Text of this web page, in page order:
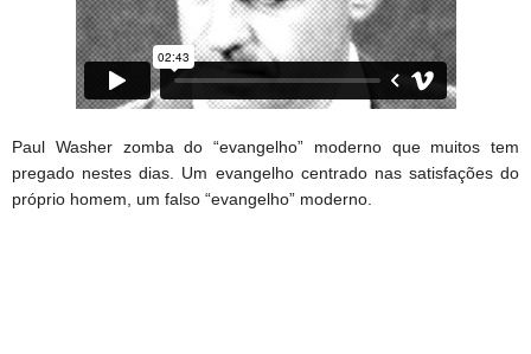
Paul Washer zomba do “evangelho” moderno que muitos tem
pregado nestes dias. Um evangelho centrado nas satisfações do
próprio homem, um falso “evangelho” moderno.